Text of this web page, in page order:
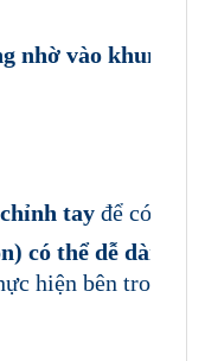
nhờ vào khung
tay để có
có thể dễ dàng
hiện bên trong